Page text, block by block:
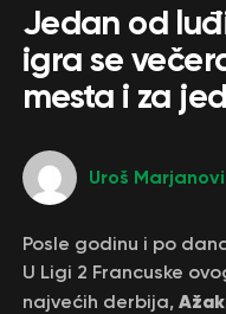
Jedan od
igra se
mesta i za
Uroš
Posle godinu i po
U Ligi 2 Francuske
najvećih derbija,